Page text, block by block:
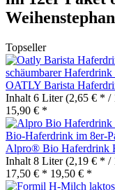
Topseller
OATLY Barista
Inhalt 6 Liter(2,65 € * /
15,90 € *
Alpro® Bio Haferdrink
Inhalt 8 Liter(2,19 € * /
17,50 € * 19,50 € *